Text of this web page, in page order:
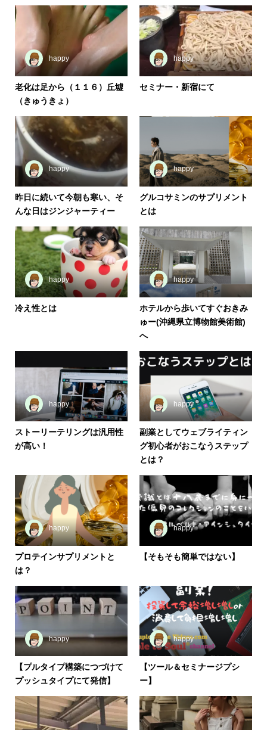
happy
老化は足から（１１６）丘墟
（きゅうきょ）
happy
セミナー・新宿にて
happy
昨日に続いて今朝も寒い、そ
んな日はジンジャーティー
happy
グルコサミンのサプリメント
とは
happy
冷え性とは
happy
ホテルから歩いてすぐおきみ
ゅー(沖縄県立博物館美術館)
へ
happy
ストーリーテリングは汎用性
が高い！
happy
副業としてウェブライティン
グ初心者がおこなうステップ
とは？
happy
プロテインサプリメントと
は？
happy
【そもそも簡単ではない】
happy
【プルタイプ構築につづけて
プッシュタイプにて発信】
happy
【ツール＆セミナージプシ
ー】